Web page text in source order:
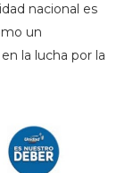
nacional es
un
la lucha por la